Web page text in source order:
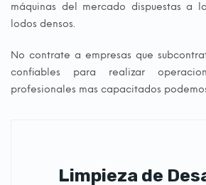
máquinas del mercado dispuestas a
lodos densos.
No contrate a empresas que
confiables para realizar
profesionales mas capacitados
Limpieza de